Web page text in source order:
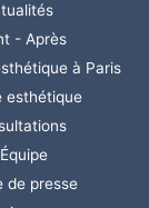
- Après
à Paris
esthétique
de presse